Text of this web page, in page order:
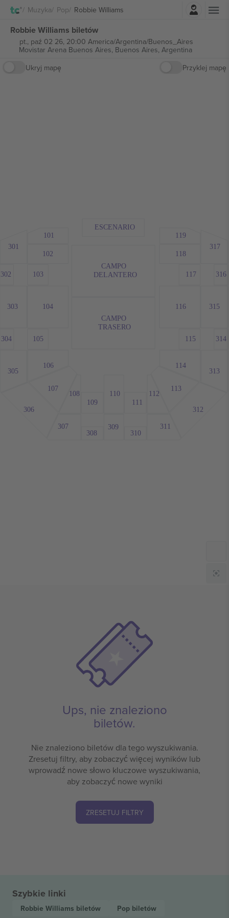
Muzyka Pop Robbie Williams
Robbie Williams biletów
pt., paź 02 26, 20:00 America/Argentina/Buenos_Aires
Movistar Arena Buenos Aires, Buenos Aires, Argentina
Ukryj mapę
Przyklej mapę
102
103
104
105 115
116
117
118
106 114
107 113
108
109
110
111
112
301
302
303
304
305 313
314
315
316
317
306
307
308
309
310
311
312
CAMPO
DELANTERO
CAMPO
TRASERO
101 119
ESCENARIO
Ups, nie znaleziono
biletów.
Nie znaleziono biletów dla tego wyszukiwania.
Zresetuj filtry, aby zobaczyć więcej wyników lub
wprowadź nowe słowo kluczowe wyszukiwania,
aby zobaczyć nowe wyniki
ZRESETUJ FILTRY
Szybkie linki
Robbie Williams biletów Pop biletów